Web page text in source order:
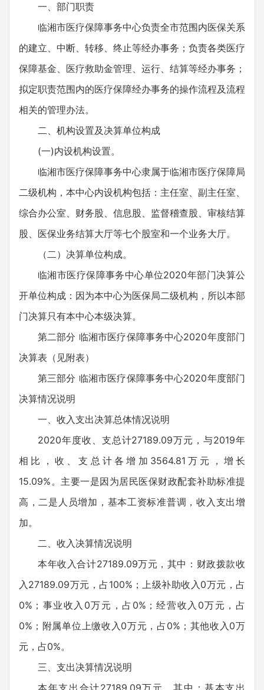
一、部门职责
临湘市医疗保障事务中心负责全市范围内医保关系
的建立、中断、转移、终止等经办事务；负责各类医疗
保障基金、医疗救助金管理、运行、结算等经办事务；
拟定职责范围内的医疗保障经办事务的操作流程及流程
相关的管理办法。
二、机构设置及决算单位构成
(一)内设机构设置。
临湘市医疗保障事务中心隶属于临湘市医疗保障局
二级机构，本中心内设机构包括：主任室、副主任室、
综合办公室、财务股、信息股、监督稽查股、审核结算
股、医保业务结算大厅等七个股室和一个业务大厅。
（二）决算单位构成。
临湘市医疗保障事务中心单位2020年部门决算公
开单位构成：因为本中心为医保局二级机构，所以本部
门决算只有本中心本级决算。
第二部分 临湘市医疗保障事务中心2020年度部门
决算表（见附表）
第三部分 临湘市医疗保障事务中心2020年度部门
决算情况说明
一、收入支出决算总体情况说明
2020年度收、支总计27189.09万元，与2019年
相比，收、支总计各增加3564.81万元，增长
15.09%。主要一是因为居民医保财政配套补助标准提
高，二是人员增加，基本工资标准普调，收入支出增
加。
二、收入决算情况说明
本年收入合计27189.09万元，其中：财政拨款收
入27189.09万元，占100%；上级补助收入0万元，占
0%；事业收入0万元，占0%；经营收入0万元，占
0%；附属单位上缴收入0万元，占0%；其他收入0万
元，占0%。
三、支出决算情况说明
本年支出合计27189.09万元，其中：基本支出